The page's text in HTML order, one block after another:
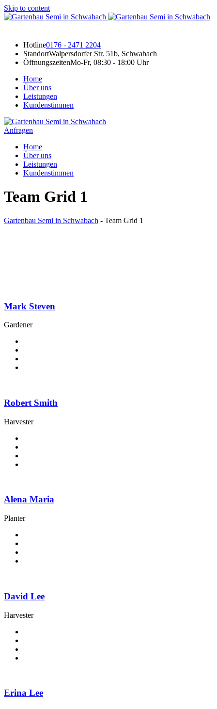
Skip to content
Hotline0176 - 2471 2204
StandortWalpersdorfer Str. 51b, Schwabach
ÖffnungszeitenMo-Fr, 08:30 - 18:00 Uhr
Home
Über uns
Leistungen
Kundenstimmen
Anfragen
Home
Über uns
Leistungen
Kundenstimmen
Team Grid 1
Gartenbau Semi in Schwabach - Team Grid 1
Mark Steven
Gardener
Robert Smith
Harvester
Alena Maria
Planter
David Lee
Harvester
Erina Lee